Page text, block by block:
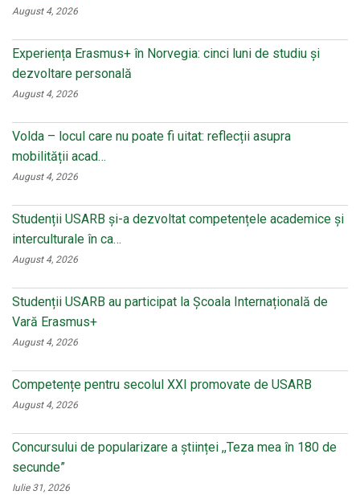
August 4, 2026
Experiența Erasmus+ în Norvegia: cinci luni de studiu și
dezvoltare personală
August 4, 2026
Volda – locul care nu poate fi uitat: reflecții asupra
mobilității acad…
August 4, 2026
Studenții USARB și-a dezvoltat competențele academice și
interculturale în ca…
August 4, 2026
Studenții USARB au participat la Școala Internațională de
Vară Erasmus+
August 4, 2026
Competențe pentru secolul XXI promovate de USARB
August 4, 2026
Concursului de popularizare a științei ,,Teza mea în 180 de
secunde”
Iulie 31, 2026